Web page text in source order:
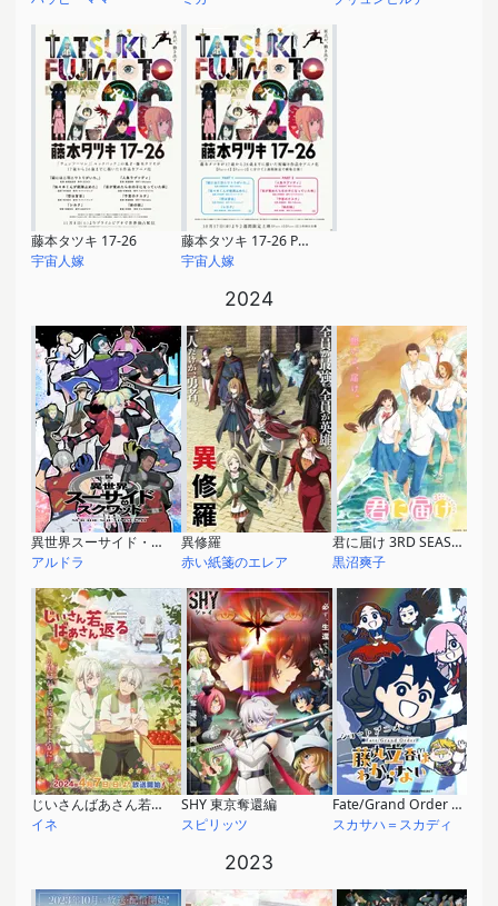
藤本タツキ 17-26
宇宙人嫁
藤本タツキ 17-26 Part1
宇宙人嫁
2024
異世界スーサイド・スクワッド
アルドラ
異修羅
赤い紙箋のエレア
君に届け 3RD SEASON
黒沼爽子
じいさんばあさん若返る
イネ
SHY 東京奪還編
スピリッツ
Fate/Grand Order 藤丸立香はわからない Season2
スカサハ＝スカディ
2023